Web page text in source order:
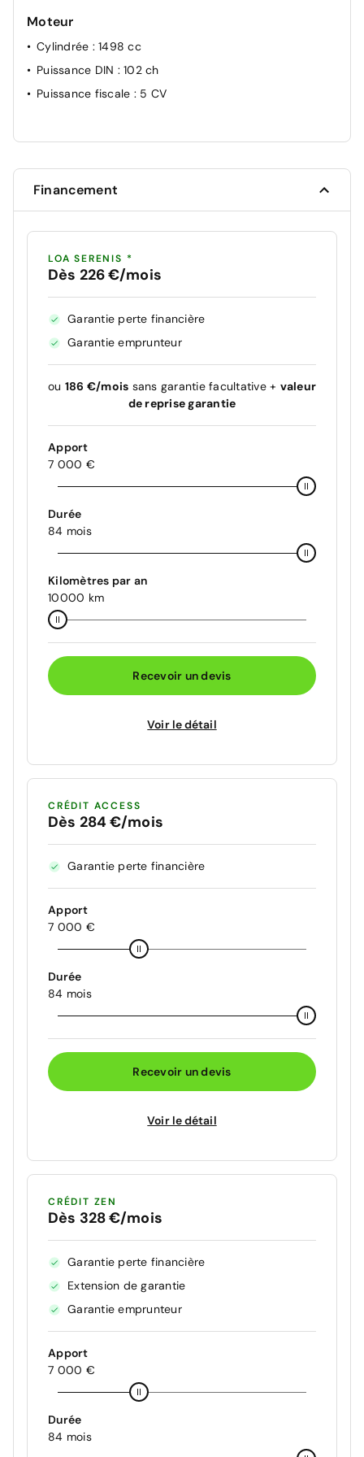
Moteur
Cylindrée : 1498 cc
Puissance DIN : 102 ch
Puissance fiscale : 5 CV
Financement
LOA SERENIS *
Dès 226 €/mois
Garantie perte financière
Garantie emprunteur
ou 186 €/mois sans garantie facultative + valeur
de reprise garantie
Apport
7 000 €
Durée
84 mois
Kilomètres par an
10000 km
Recevoir un devis
Voir le détail
CRÉDIT ACCESS
Dès 284 €/mois
Garantie perte financière
Apport
7 000 €
Durée
84 mois
Recevoir un devis
Voir le détail
CRÉDIT ZEN
Dès 328 €/mois
Garantie perte financière
Extension de garantie
Garantie emprunteur
Apport
7 000 €
Durée
84 mois